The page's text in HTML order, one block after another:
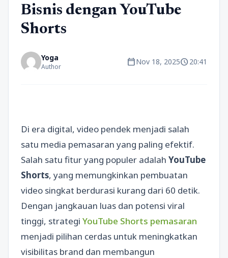
Bisnis dengan YouTube
Shorts
Yoga
Author calendar_todayNov 18, 2025schedule20:41
Di era digital, video pendek menjadi salah
satu media pemasaran yang paling efektif.
Salah satu fitur yang populer adalah YouTube
Shorts, yang memungkinkan pembuatan
video singkat berdurasi kurang dari 60 detik.
Dengan jangkauan luas dan potensi viral
tinggi, strategi YouTube Shorts pemasaran
menjadi pilihan cerdas untuk meningkatkan
visibilitas brand dan membangun